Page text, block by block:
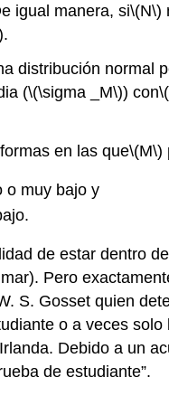
igual manera, si\(N\)
.
distribución normal
(\(\sigma _M\)) con
en las que\(M\)
o muy bajo y
de estar dentro
Pero
S. Gosset quien
o a veces solo
Debido a un
de estudiante”.